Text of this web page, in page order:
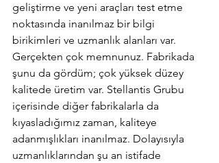
geliştirme ve yeni araçları test etme
noktasında inanılmaz bir bilgi
birikimleri ve uzmanlık alanları var.
Gerçekten çok memnunuz. Fabrikada
şunu da gördüm; çok yüksek düzey
kalitede üretim var. Stellantis Grubu
içerisinde diğer fabrikalarla da
kıyasladığımız zaman, kaliteye
adanmışlıkları inanılmaz. Dolayısıyla
uzmanlıklarından şu an istifade